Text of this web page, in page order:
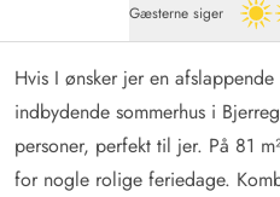
Gæsterne siger
Hvis I ønsker jer en
indbydende sommerhus i
personer, perfekt til jer. På 81
for nogle rolige feriedage.